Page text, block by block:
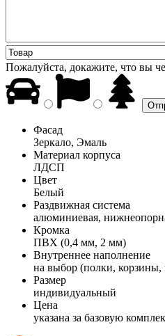
Пожалуйста, докажите, что вы
Фасад
Зеркало, Эмаль
Материал корпуса
ЛДСП
Цвет
Белый
Раздвижная система
алюминиевая,
Кромка
ПВХ (0,4 мм, 2 мм)
Внутреннее наполнение
на выбор (полки, корзины,
Размер
индивидуальный
Цена
указана за базовую